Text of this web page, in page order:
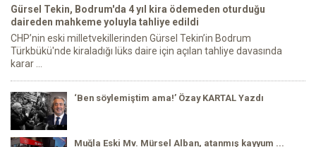
Gürsel Tekin, Bodrum'da 4 yıl kira ödemeden oturduğu
daireden mahkeme yoluyla tahliye edildi
CHP’nin eski milletvekillerinden Gürsel Tekin’in Bodrum
Türkbükü'nde kiraladığı lüks daire için açılan tahliye davasında
karar ...
‘Ben söylemiştim ama!’ Özay KARTAL Yazdı
Muğla Eski Mv. Mürsel Alban, atanmış kayyum ...